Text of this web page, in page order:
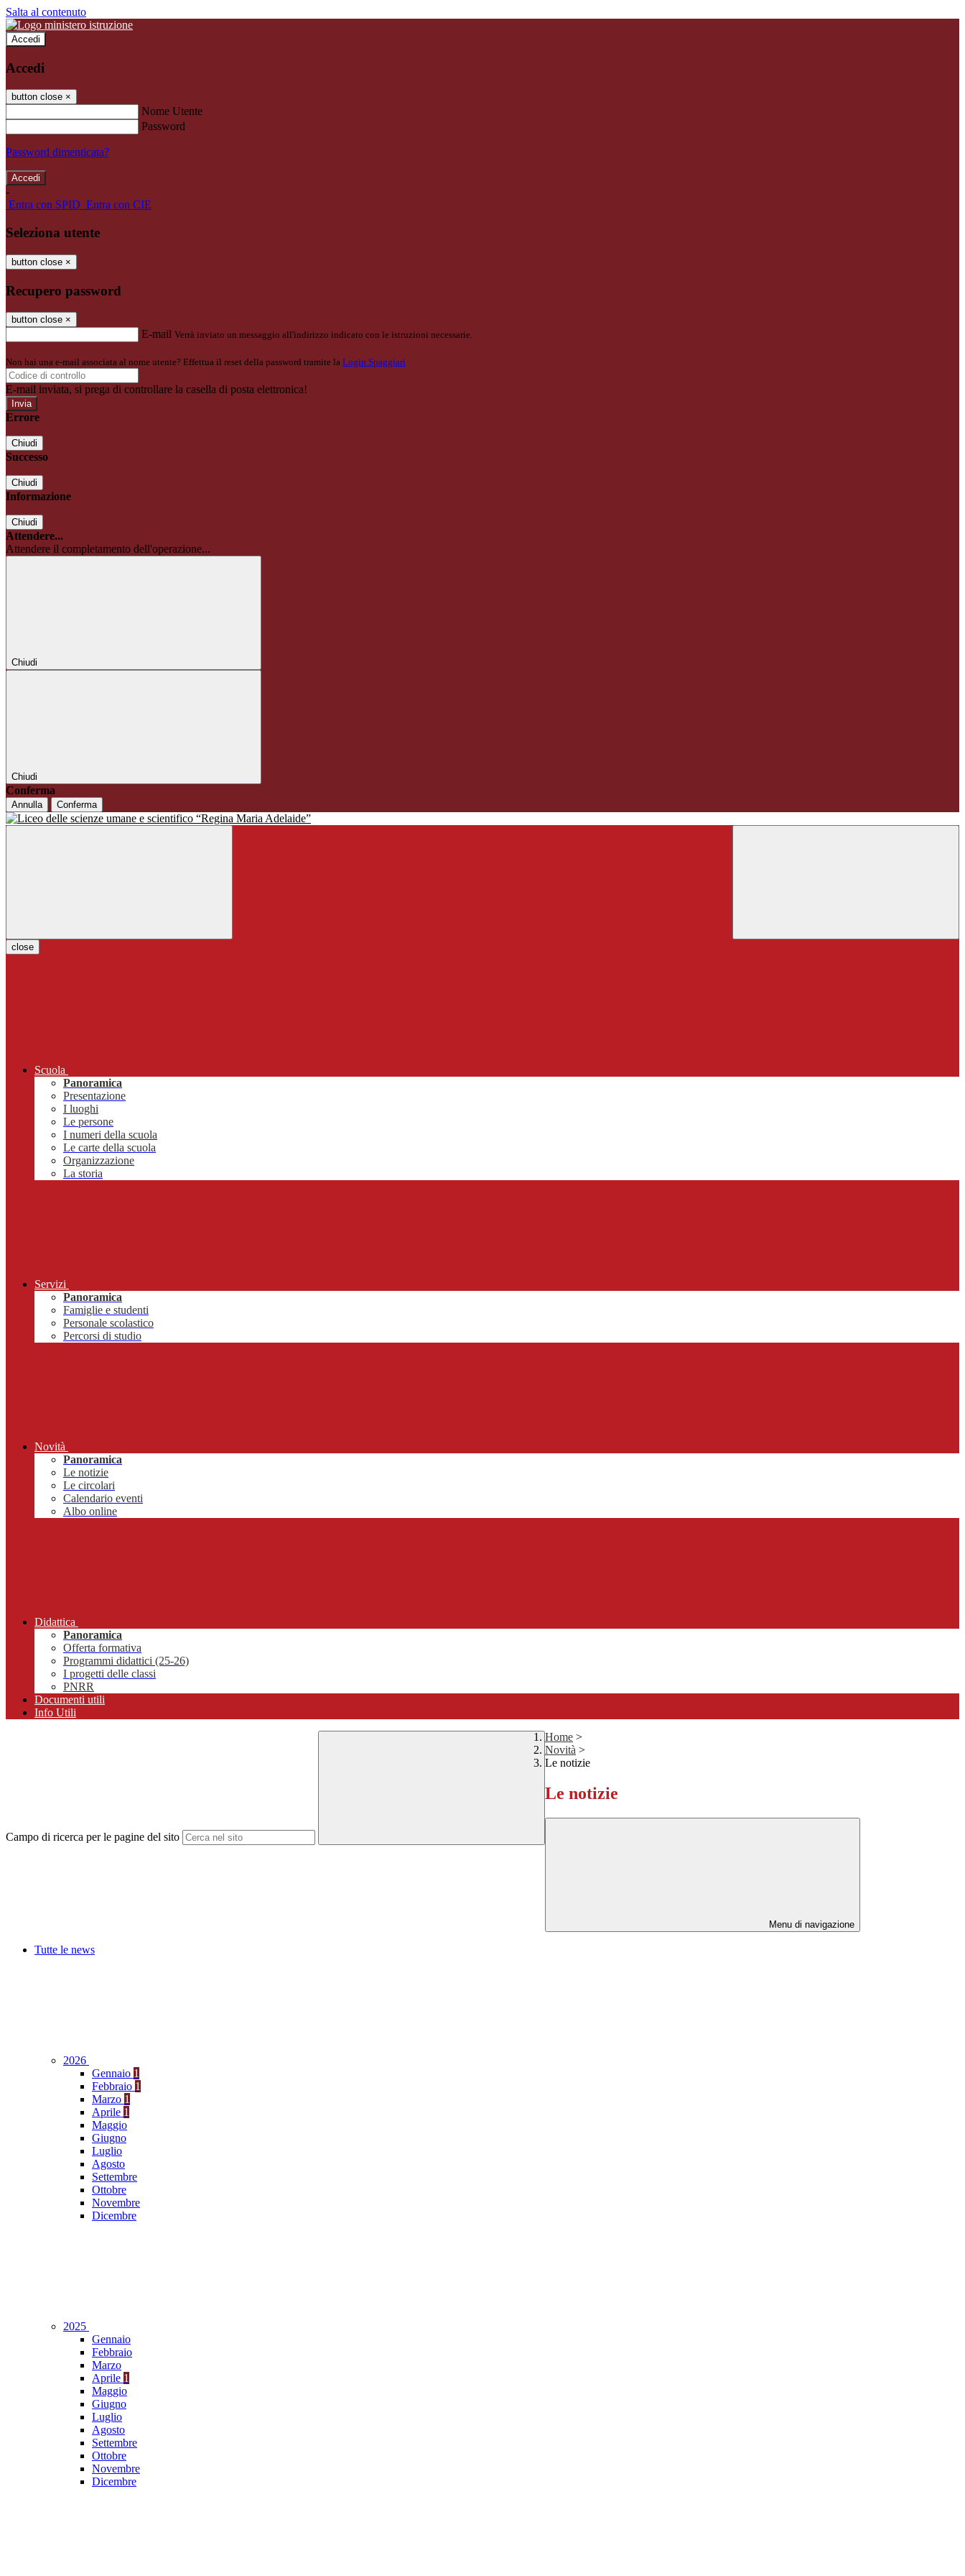
Salta al contenuto
Accedi
Accedi
button close ×
Nome Utente
Password
Password dimenticata?
-
Entra con SPID Entra con CIE
Seleziona utente
button close ×
Recupero password
button close ×
E-mail Verrà inviato un messaggio all'indirizzo indicato con le istruzioni necessarie.
Non hai una e-mail associata al nome utente? Effettua il reset della password tramite la Login Spaggiari
E-mail inviata, si prega di controllare la casella di posta elettronica!
Errore
Chiudi
Successo
Chiudi
Informazione
Chiudi
Attendere...
Attendere il completamento dell'operazione...
Chiudi
Chiudi
Conferma
Annulla Conferma
close
Scuola
Panoramica
Presentazione
I luoghi
Le persone
I numeri della scuola
Le carte della scuola
Organizzazione
La storia
Servizi
Panoramica
Famiglie e studenti
Personale scolastico
Percorsi di studio
Novità
Panoramica
Le notizie
Le circolari
Calendario eventi
Albo online
Didattica
Panoramica
Offerta formativa
Programmi didattici (25-26)
I progetti delle classi
PNRR
Documenti utili
Info Utili
Campo di ricerca per le pagine del sito
Home >
Novità >
Le notizie
Le notizie
Menu di navigazione
Tutte le news
2026
Gennaio 1
Febbraio 1
Marzo 1
Aprile 1
Maggio
Giugno
Luglio
Agosto
Settembre
Ottobre
Novembre
Dicembre
2025
Gennaio
Febbraio
Marzo
Aprile 1
Maggio
Giugno
Luglio
Agosto
Settembre
Ottobre
Novembre
Dicembre